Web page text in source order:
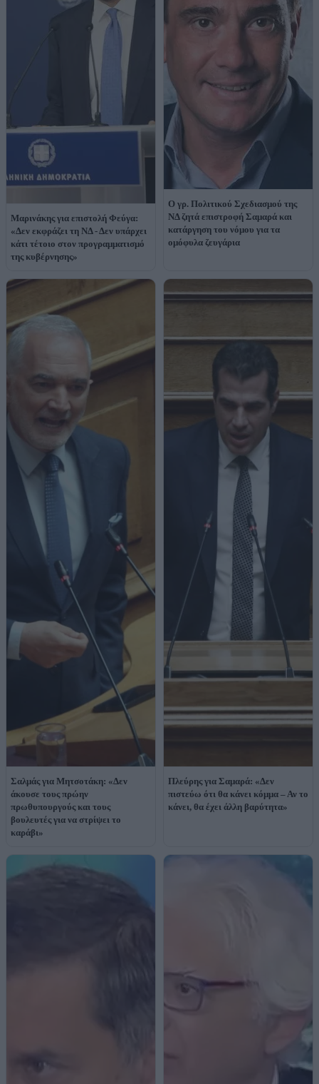
Μαρινάκης για επιστολή Φεύγα:
«Δεν εκφράζει τη ΝΔ - Δεν υπάρχει
κάτι τέτοιο στον προγραμματισμό
της κυβέρνησης»
Ο γρ. Πολιτικού Σχεδιασμού της
ΝΔ ζητά επιστροφή Σαμαρά και
κατάργηση του νόμου για τα
ομόφυλα ζευγάρια
Σαλμάς για Μητσοτάκη: «Δεν
άκουσε τους πρώην
πρωθυπουργούς και τους
βουλευτές για να στρίψει το
καράβι»
Πλεύρης για Σαμαρά: «Δεν
πιστεύω ότι θα κάνει κόμμα – Αν το
κάνει, θα έχει άλλη βαρύτητα»